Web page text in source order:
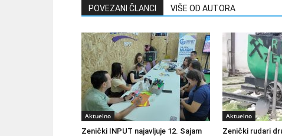
POVEZANI ČLANCI VIŠE OD AUTORA
Aktuelno
Zenički INPUT najavljuje 12. Sajam
Aktuelno
Zenički rudari